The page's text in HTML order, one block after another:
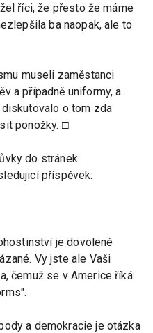
říci, že přesto že máme
ba naopak, ale to
museli zaměstanci
a případně uniformy, a
o tom zda
ponožky. □
do stránek
příspěvek:
je dovolené
Vy jste ale Vaši
čemuž se v Americe říká:
a demokracie je otázka